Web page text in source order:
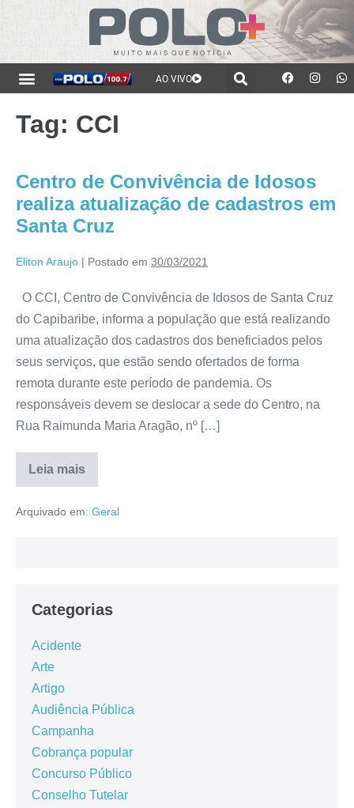
AO VIVO
Tag: CCI
Centro de Convivência de Idosos
realiza atualização de cadastros em
Santa Cruz
Eliton Araujo | Postado em 30/03/2021
O CCI, Centro de Convivência de Idosos de Santa Cruz
do Capibaribe, informa a população que está realizando
uma atualização dos cadastros dos beneficiados pelos
seus serviços, que estão sendo ofertados de forma
remota durante este período de pandemia. Os
responsáveis devem se deslocar a sede do Centro, na
Rua Raimunda Maria Aragão, nº […]
Leia mais
Arquivado em: Geral
Categorias
Acidente
Arte
Artigo
Audiência Pública
Campanha
Cobrança popular
Concurso Público
Conselho Tutelar